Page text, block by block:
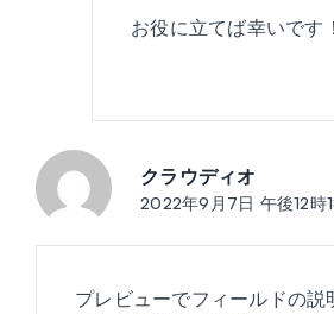
お役に立てば幸いです！
クラウディオ
2022年9月7日 午後12時
プレビューでフィールドの説